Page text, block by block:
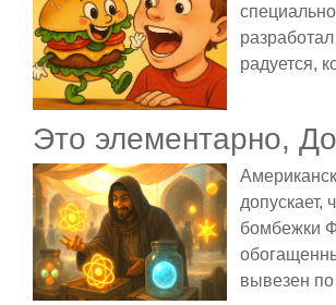
радуется,
Это элементарно,
допускает,
бомбежки
вывезен